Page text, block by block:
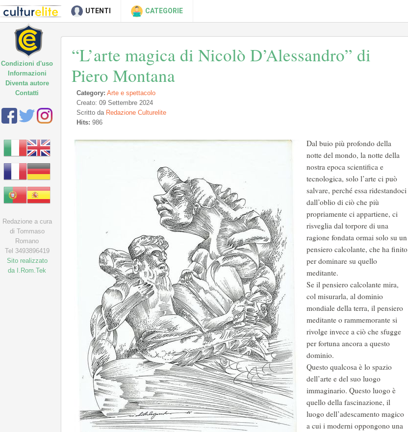
UTENTI CATEGORIE
“L’arte magica di Nicolò D’Alessandro” di
Piero Montana
Category: Arte e spettacolo
Creato: 09 Settembre 2024
Scritto da Redazione Culturelite
Hits: 986
Dal buio più profondo della
notte del mondo, la notte della
nostra epoca scientifica e
tecnologica, solo l’arte ci può
salvare, perché essa ridestandoci
dall’oblio di ciò che più
propriamente ci appartiene, ci
risveglia dal torpore di una
ragione fondata ormai solo su un
pensiero calcolante, che ha finito
per dominare su quello
meditante.
Se il pensiero calcolante mira,
col misurarla, al dominio
mondiale della terra, il pensiero
meditante o rammemorante si
rivolge invece a ciò che sfugge
per fortuna ancora a questo
dominio.
Questo qualcosa è lo spazio
dell’arte e del suo luogo
immaginario. Questo luogo è
quello della fascinazione, il
luogo dell’adescamento magico
a cui i moderni oppongono una
Condizioni d'uso
Informazioni
Diventa autore
Contatti
Redazione a cura
di Tommaso
Romano
Tel 3493896419
Sito realizzato
da I.Rom.Tek